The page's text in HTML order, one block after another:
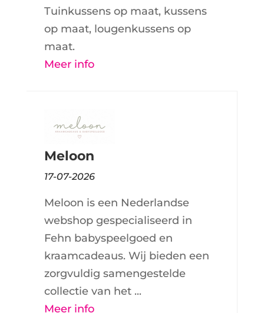
Tuinkussens op maat, kussens
op maat, lougenkussens op
maat.
Meer info
Meloon
17-07-2026
Meloon is een Nederlandse
webshop gespecialiseerd in
Fehn babyspeelgoed en
kraamcadeaus. Wij bieden een
zorgvuldig samengestelde
collectie van het ...
Meer info